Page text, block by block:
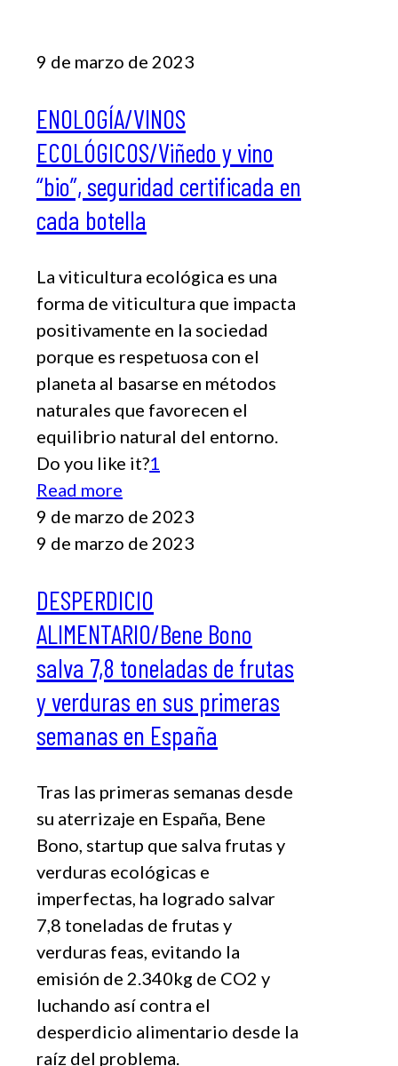
9 de marzo de 2023
ENOLOGÍA/VINOS
ECOLÓGICOS/Viñedo y vino
“bio”, seguridad certificada en
cada botella
La viticultura ecológica es una
forma de viticultura que impacta
positivamente en la sociedad
porque es respetuosa con el
planeta al basarse en métodos
naturales que favorecen el
equilibrio natural del entorno.
Do you like it?1
Read more
9 de marzo de 2023
9 de marzo de 2023
DESPERDICIO
ALIMENTARIO/Bene Bono
salva 7,8 toneladas de frutas
y verduras en sus primeras
semanas en España
Tras las primeras semanas desde
su aterrizaje en España, Bene
Bono, startup que salva frutas y
verduras ecológicas e
imperfectas, ha logrado salvar
7,8 toneladas de frutas y
verduras feas, evitando la
emisión de 2.340kg de CO2 y
luchando así contra el
desperdicio alimentario desde la
raíz del problema.